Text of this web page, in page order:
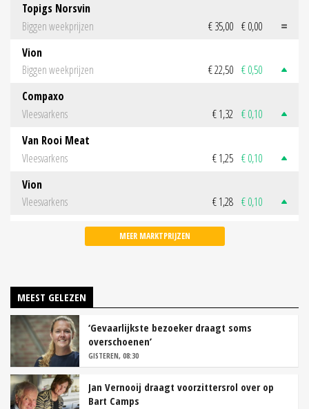
Topigs Norsvin
Biggen weekprijzen
€ 35,00 € 0,00
Vion
Biggen weekprijzen
€ 22,50 € 0,50
Compaxo
Vleesvarkens
€ 1,32 € 0,10
Van Rooi Meat
Vleesvarkens
€ 1,25 € 0,10
Vion
Vleesvarkens
€ 1,28 € 0,10
MEER MARKTPRIJZEN
MEEST GELEZEN
‘Gevaarlijkste bezoeker draagt soms
overschoenen’
GISTEREN, 08:30
Jan Vernooij draagt voorzittersrol over op
Bart Camps